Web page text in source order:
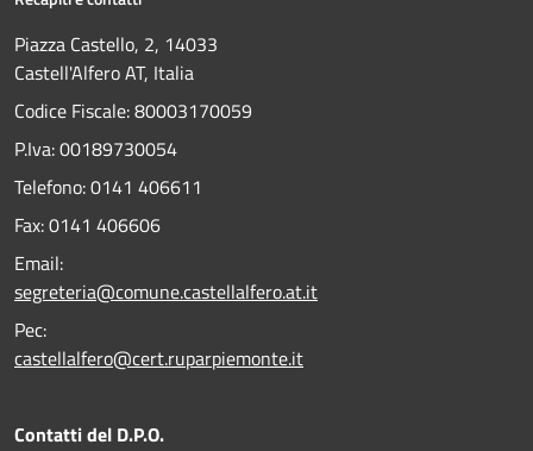
Piazza Castello, 2, 14033
Castell'Alfero AT, Italia
Codice Fiscale: 80003170059
P.Iva: 00189730054
Telefono:0141 406611
Fax:0141 406606
Email:
segreteria@comune.castellalfero.at.it
Pec:
castellalfero@cert.ruparpiemonte.it
Contatti del D.P.O.